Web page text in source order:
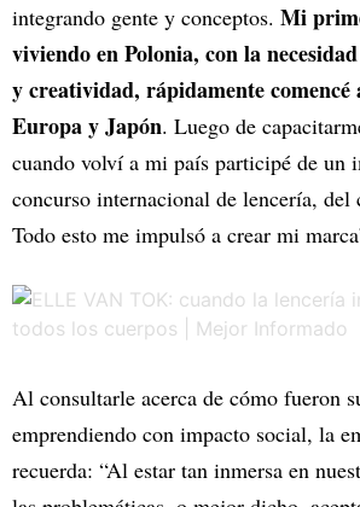
integrando gente y conceptos. Mi
viviendo en Polonia, con la
y creatividad, rápidamente comencé
Europa y Japón. Luego de
cuando volví a mi país participé de un
concurso internacional de lencería,
Todo esto me impulsó a crear mi
Al consultarle acerca de cómo fueron
emprendiendo con impacto social, la
recuerda: “Al estar tan inmersa en